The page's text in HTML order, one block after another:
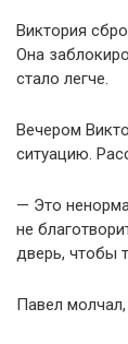
Виктория
Она
стало легче.
Вечером
ситуацию.
— Это
не
дверь, чтобы
Павел